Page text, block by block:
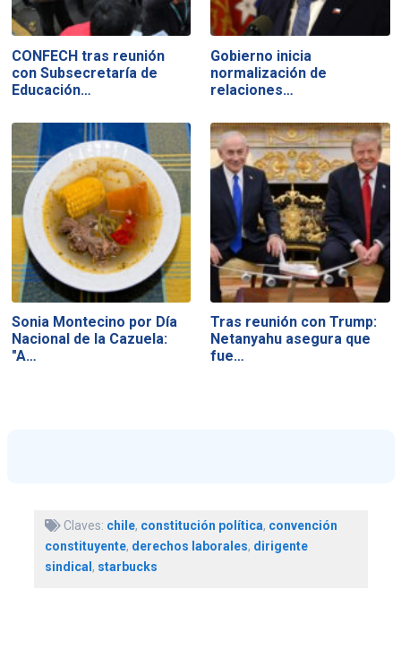
CONFECH tras reunión
con Subsecretaría de
Educación…
Gobierno inicia
normalización de
relaciones…
Sonia Montecino por Día
Nacional de la Cazuela:
"A…
Tras reunión con Trump:
Netanyahu asegura que
fue…
Claves: chile, constitución política, convención
constituyente, derechos laborales, dirigente
sindical, starbucks